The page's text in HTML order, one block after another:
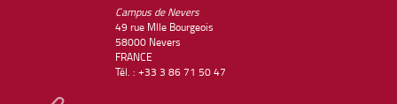
Campus de Nevers
49 rue Mlle Bourgeois
58000 Nevers
FRANCE
Tél. : +33 3 86 71 50 47